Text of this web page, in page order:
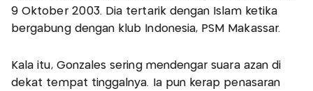
9 Oktober 2003. Dia tertarik dengan Islam ketika
bergabung dengan klub Indonesia, PSM Makassar.
Kala itu, Gonzales sering mendengar suara azan di
dekat tempat tinggalnya. Ia pun kerap penasaran